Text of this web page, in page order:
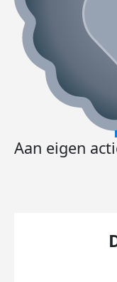
Aan eigen